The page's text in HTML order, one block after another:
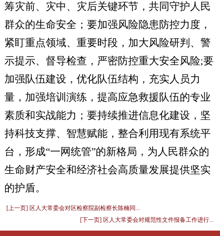
筹灾前、灾中、灾后关键环节，共同守护人民
群众的生命安全；要加强风险隐患防控力度，
紧盯重点领域、重要时段，加大风险研判、警
示提示、督导检查，严密防控重大安全风险;要
加强队伍建设，优化队伍结构，充实人员力
量，加强培训演练，提高应急救援队伍的专业
素质和实战能力；要持续推进信息化建设，坚
持科技支撑、智慧赋能，整合利用现有系统平
台，形成“一网统管”的新格局，为人民群众的
生命财产安全和经济社会高质量发展提供坚实
的护盾。
[上一页] 区人大常委会对区检察院副检察长陈楠同...
[下一页] 区人大常委会对规范性文件报备工作进行...